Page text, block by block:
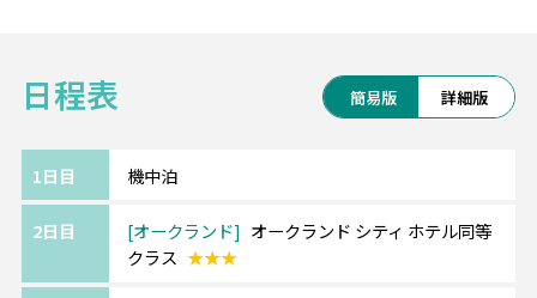
日程表 簡易版 詳細版
1日目 機中泊
2日目 オークランド
オークランド シティ ホテル同等
クラス ★★★